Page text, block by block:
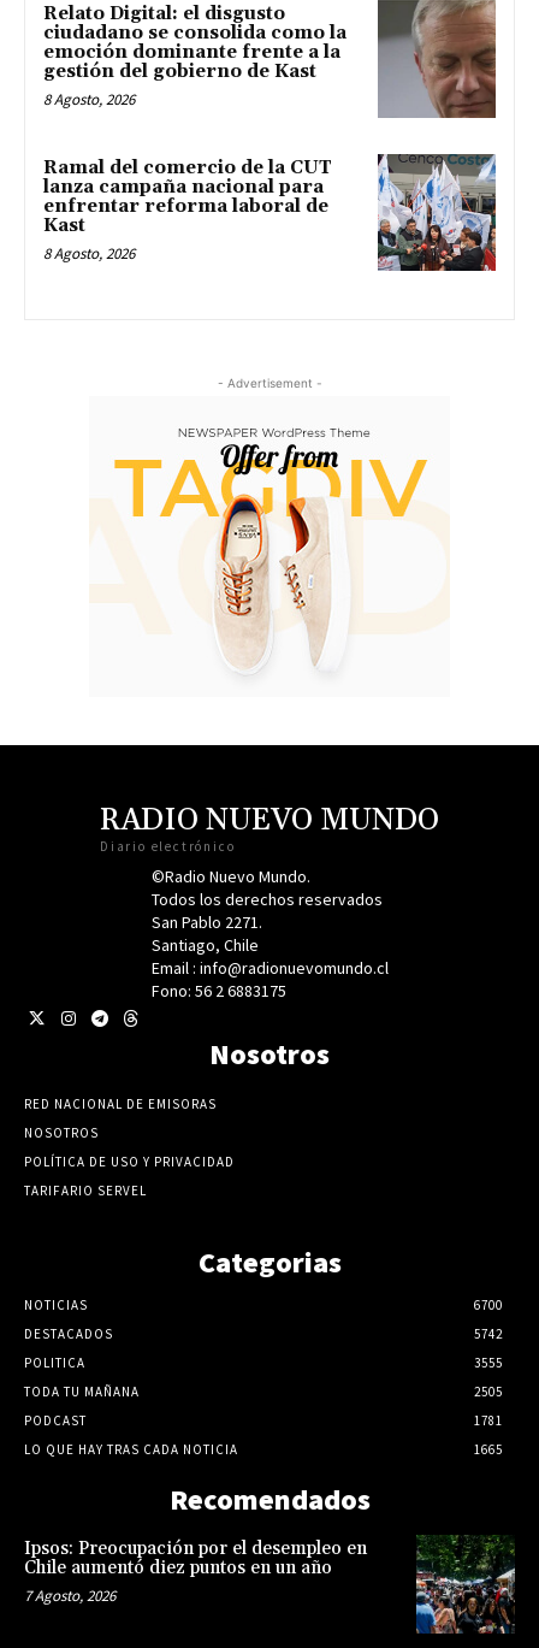
Relato Digital: el disgusto
ciudadano se consolida como la
emoción dominante frente a la
gestión del gobierno de Kast
8 Agosto, 2026
Ramal del comercio de la CUT
lanza campaña nacional para
enfrentar reforma laboral de
Kast
8 Agosto, 2026
- Advertisement -
RADIO NUEVO MUNDO
Diario electrónico
©Radio Nuevo Mundo.
Todos los derechos reservados
San Pablo 2271.
Santiago, Chile
Email : info@radionuevomundo.cl
Fono: 56 2 6883175
Nosotros
RED NACIONAL DE EMISORAS
NOSOTROS
POLÍTICA DE USO Y PRIVACIDAD
TARIFARIO SERVEL
Categorias
NOTICIAS
6700
DESTACADOS
5742
POLITICA
3555
TODA TU MAÑANA
2505
PODCAST
1781
LO QUE HAY TRAS CADA NOTICIA
1665
Recomendados
Ipsos: Preocupación por el desempleo en
Chile aumentó diez puntos en un año
7 Agosto, 2026